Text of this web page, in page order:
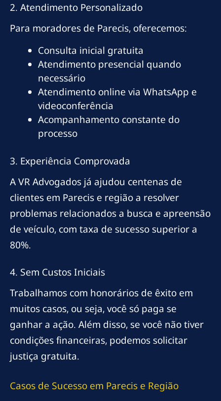
2. Atendimento Personalizado
Para moradores de Parecis, oferecemos:
Consulta inicial gratuita
Atendimento presencial quando
necessário
Atendimento online via WhatsApp e
videoconferência
Acompanhamento constante do
processo
3. Experiência Comprovada
A VR Advogados já ajudou centenas de
clientes em Parecis e região a resolver
problemas relacionados a busca e apreensão
de veículo, com taxa de sucesso superior a
80%.
4. Sem Custos Iniciais
Trabalhamos com honorários de êxito em
muitos casos, ou seja, você só paga se
ganhar a ação. Além disso, se você não tiver
condições financeiras, podemos solicitar
justiça gratuita.
Casos de Sucesso em Parecis e Região